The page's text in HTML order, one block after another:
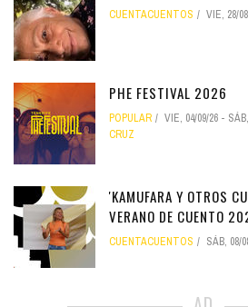
CUENTACUENTOS VIE, 28/
PHE FESTIVAL 2026
POPULAR VIE, 04/09/26 -
CRUZ
'KAMUFARA Y OTROS
VERANO DE CUENTO
CUENTACUENTOS SÁB, 08/